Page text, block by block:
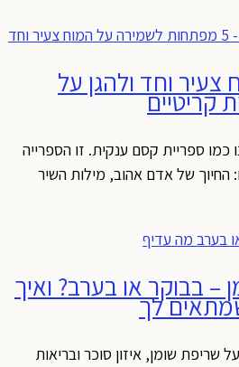
וחד ולהגן על
ספריית קסם ענקית. זו הספרייה
של אדם אהוב, מילות השיר
בבוקר או בערב? ואיך
לך
שריפת שומן, איזון סוכר ובריאות